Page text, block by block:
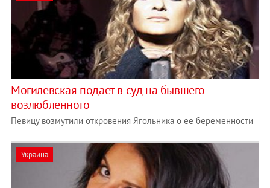
Могилевская подает в суд на бывшего
возлюбленного
Певицу возмутили откровения Ягольника о ее беременности
Украина